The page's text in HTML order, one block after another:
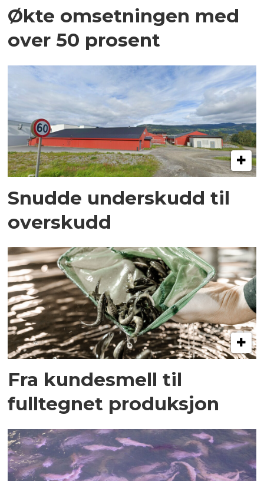
Økte omsetningen med
over 50 prosent
Snudde underskudd til
overskudd
Fra kundesmell til
fulltegnet produksjon